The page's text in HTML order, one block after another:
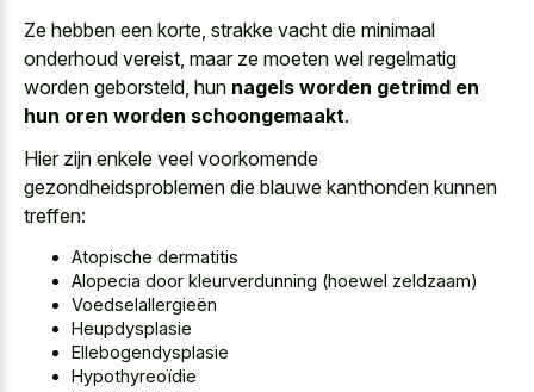
Ze hebben een korte, strakke vacht die minimaal
onderhoud vereist, maar ze moeten wel regelmatig
worden geborsteld, hun nagels worden getrimd en
hun oren worden schoongemaakt.
Hier zijn enkele veel voorkomende
gezondheidsproblemen die blauwe kanthonden kunnen
treffen:
Atopische dermatitis
Alopecia door kleurverdunning (hoewel zeldzaam)
Voedselallergieën
Heupdysplasie
Ellebogendysplasie
Hypothyreoïdie